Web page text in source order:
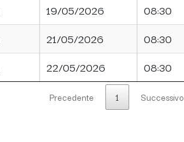
19/05/2026
08:30
21/05/2026
08:30
22/05/2026 08:30
Precedente 1 Successivo